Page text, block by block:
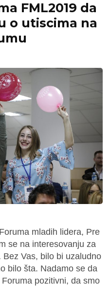
FML2019 da
o utiscima na
mladih lidera, Pre
se na interesovanju za
Vas, bilo bi uzaludno
bilo šta. Nadamo se da
pozitivni, da smo